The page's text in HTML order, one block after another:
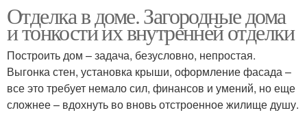
Отделка в доме. Загородные дома
и тонкости их внутренней отделки
Построить дом – задача, безусловно, непростая.
Выгонка стен, установка крыши, оформление фасада –
все это требует немало сил, финансов и умений, но еще
сложнее – вдохнуть во вновь отстроенное жилище душу.